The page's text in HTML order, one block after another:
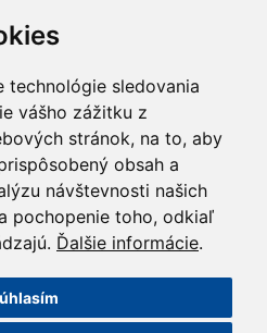
technológie sledovania
vášho zážitku z
stránok, na to, aby
obsah a
návštevnosti našich
pochopenie toho, odkiaľ
Ďalšie informácie.
souhlasíte se zasíláním
Sb.